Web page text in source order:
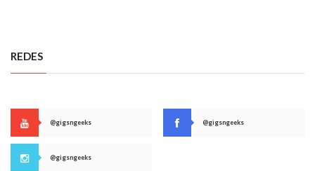
REDES
@gigsngeeks @gigsngeeks
@gigsngeeks